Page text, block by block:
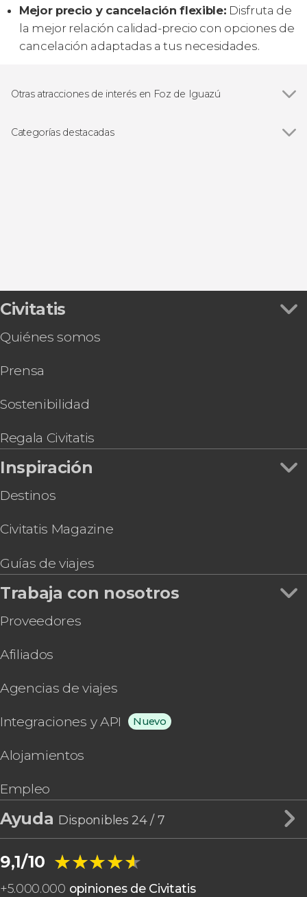
Mejor precio y cancelación flexible: Disfruta de
la mejor relación calidad-precio con opciones de
cancelación adaptadas a tus necesidades.
Otras atracciones de interés en Foz de Iguazú
Categorías destacadas
Civitatis
Quiénes somos
Prensa
Sostenibilidad
Regala Civitatis
Inspiración
Destinos
Civitatis Magazine
Guías de viajes
Trabaja con nosotros
Proveedores
Afiliados
Agencias de viajes
Integraciones y API Nuevo
Alojamientos
Empleo
Ayuda Disponibles 24 / 7
9,1/10 ★★★★★
★★★★★
+5.000.000 opiniones de Civitatis